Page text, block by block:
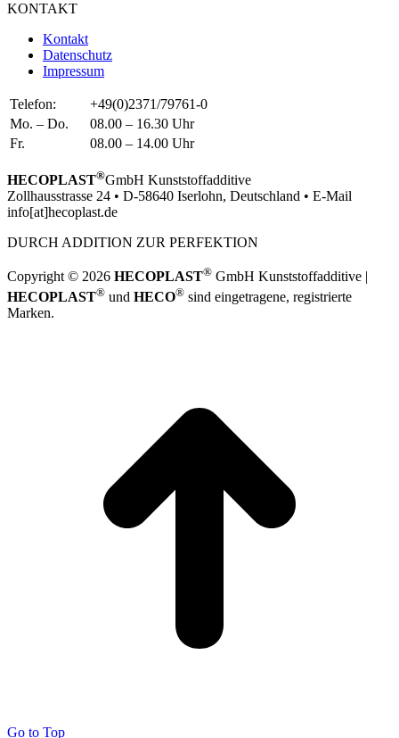
KONTAKT
Kontakt
Datenschutz
Impressum
Telefon:
+49(0)2371/79761-0
Mo. – Do.
08.00 – 16.30 Uhr
Fr.
08.00 – 14.00 Uhr
HECOPLAST®GmbH Kunststoffadditive
Zollhausstrasse 24 • D-58640 Iserlohn, Deutschland • E-Mail
info[at]hecoplast.de
DURCH ADDITION ZUR PERFEKTION
Copyright © 2026 HECOPLAST® GmbH Kunststoffadditive |
HECOPLAST® und HECO® sind eingetragene, registrierte
Marken.
Go to Top